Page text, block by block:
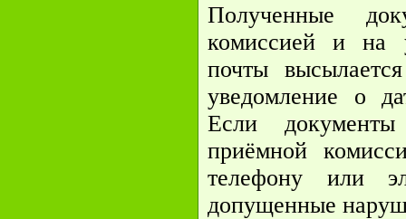
Полученные
комиссией и на
почты
уведомление о
Если
приёмной
телефону или
допущенные